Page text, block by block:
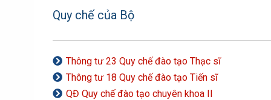
qui định. Học viên cũng có thể chọn thời gian học
f. Sau khi tốt nghiệp, học viên có thể đăng ký tham
quá trình công nghiệp hoá – hiện đại hoá đất nước,
chương trình học lên tiến sĩ và tham dự các khoá tu
ThS. Đỗ Quang Thiện
2.ĐIỀU CHỈNH CHỈ TIÊU CHUYÊN KHOA I NĂM 2024
Quy chế của Bộ
Thông tư 23 Quy chế đào tạo Thạc sĩ
Thông tư 18 Quy chế đào tạo Tiến sĩ
QĐ Quy chế đào tạo chuyên khoa II